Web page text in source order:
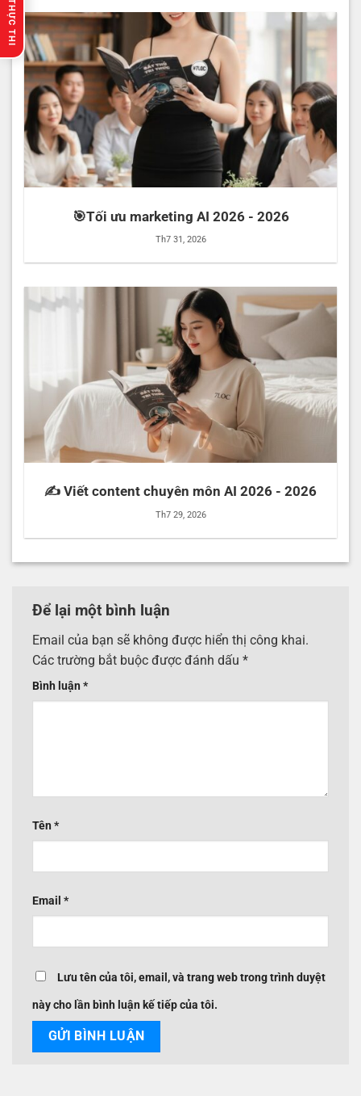
🎯Tối ưu marketing AI 2026 - 2026
Th7 31, 2026
✍️ Viết content chuyên môn AI 2026 - 2026
Th7 29, 2026
Để lại một bình luận
Email của bạn sẽ không được hiển thị công khai.
Các trường bắt buộc được đánh dấu *
Bình luận *
Tên *
Email *
Lưu tên của tôi, email, và trang web trong trình duyệt
này cho lần bình luận kế tiếp của tôi.